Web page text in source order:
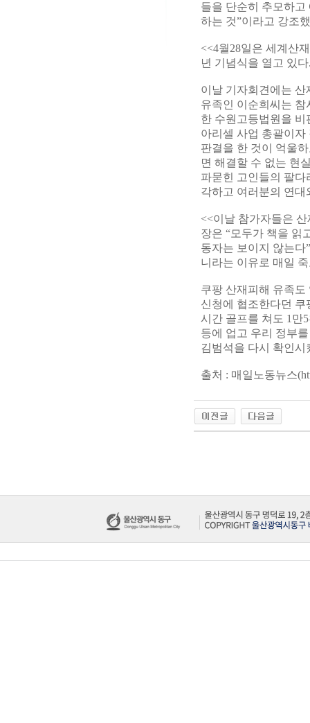
들을 단순히 추모하
하는 것”이라고 강조
<<4월28일은 세계산
년 기념식을 열고 있
이날 기자회견에는
유족인 이순희씨는
한 수원고등법원을
아리셀 사업 총괄이
판결을 한 것이 억울
면 해결할 수 없는 현
파묻힌 고인들의 팔
각하고 여러분의 연대
<<이날 참가자들은
장은 “모두가 책을 읽
동자는 보이지 않는다
니라는 이유로 매일
쿠팡 산재피해 유족
신청에 협조한다던
시간 골프를 쳐도 1만
등에 업고 우리 정부
김범석을 다시 확인시
출처 : 매일노동뉴스(